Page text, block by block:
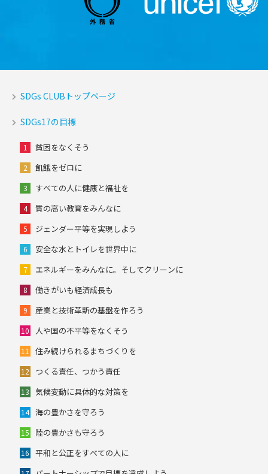
SDGs CLUBトップページ
SDGs17の目標
1 貧困をなくそう
2 飢餓をゼロに
3 すべての人に健康と福祉を
4 質の高い教育をみんなに
5 ジェンダー平等を実現しよう
6 安全な水とトイレを世界中に
7 エネルギーをみんなに。そしてクリーンに
8 働きがいも経済成長も
9 産業と技術革新の基盤を作ろう
10 人や国の不平等をなくそう
11 住み続けられるまちづくりを
12 つくる責任、つかう責任
13 気候変動に具体的な対策を
14 海の豊かさを守ろう
15 陸の豊かさも守ろう
16 平和と公正をすべての人に